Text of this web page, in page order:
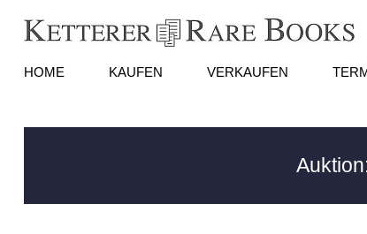
HOME KAUFEN VERKAUFEN